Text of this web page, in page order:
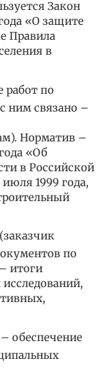
Закон
«О защите
Правила
в
работ по
ним связано –
Норматив –
«Об
в Российской
1999 года,
по
итоги
обеспечение